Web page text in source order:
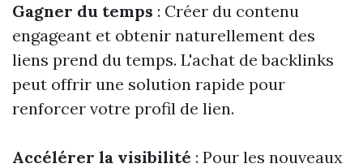
Gagner du temps : Créer du contenu
engageant et obtenir naturellement des
liens prend du temps. L'achat de backlinks
peut offrir une solution rapide pour
renforcer votre profil de lien.
Accélérer la visibilité : Pour les nouveaux